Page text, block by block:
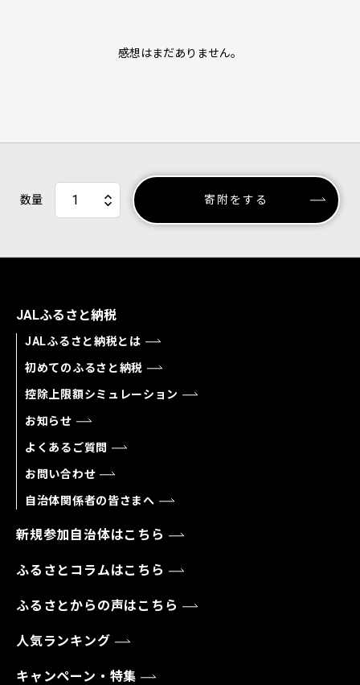
感想はまだありません。
数量 寄附をする
JALふるさと納税
JALふるさと納税とは
初めてのふるさと納税
控除上限額シミュレーション
お知らせ
よくあるご質問
お問い合わせ
自治体関係者の皆さまへ
新規参加自治体はこちら
ふるさとコラムはこちら
ふるさとからの声はこちら
人気ランキング
キャンペーン・特集